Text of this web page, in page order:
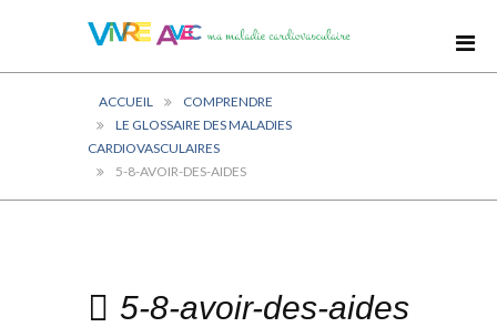
ACCUEIL
COMPRENDRE
LE GLOSSAIRE DES MALADIES
CARDIOVASCULAIRES
5-8-AVOIR-DES-AIDES
5-8-avoir-des-aides